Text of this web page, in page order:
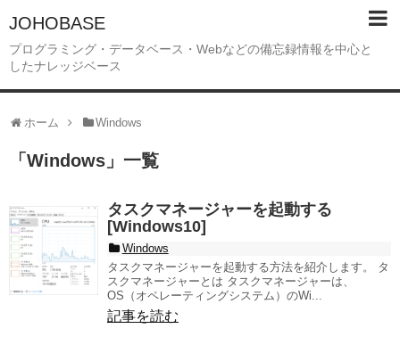
JOHOBASE
プログラミング・データベース・Webなどの備忘録情報を中心と
したナレッジベース
ホーム Windows
「 Windows 」 一覧
タスクマネージャーを起動する
[Windows10]
Windows
タスクマネージャーを起動する方法を紹介します。 タ
スクマネージャーとは タスクマネージャーは、
OS（オペレーティングシステム）のWi...
記事を読む